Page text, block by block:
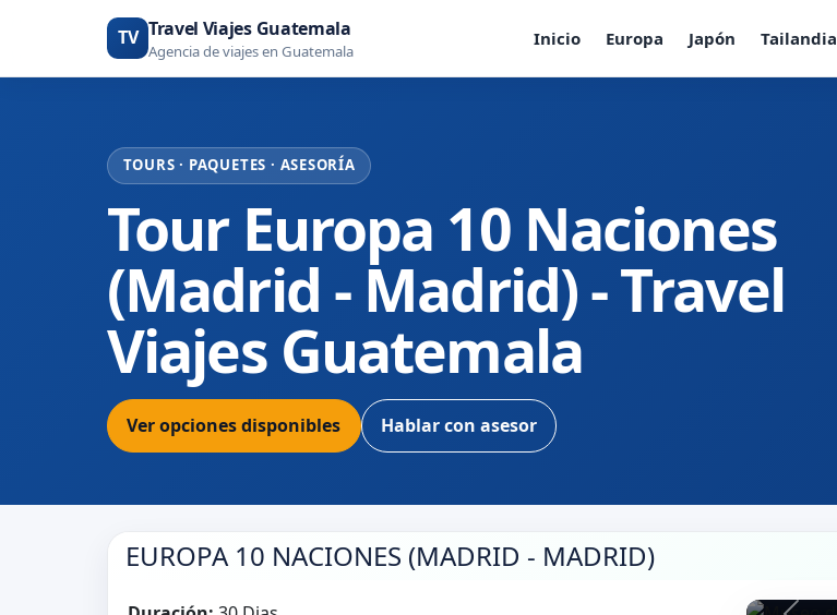
TV Travel Viajes Guatemala
Agencia de viajes en Guatemala
Inicio Europa Japón Tailandia
TOURS · PAQUETES · ASESORÍA
Tour Europa 10 Naciones
(Madrid - Madrid) - Travel
Viajes Guatemala
Ver opciones disponibles Hablar con asesor
EUROPA 10 NACIONES (MADRID - MADRID)